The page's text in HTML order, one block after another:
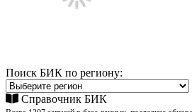
Поиск БИК по региону:
Справочник БИК